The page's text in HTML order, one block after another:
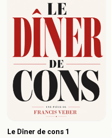
Le Dîner de cons 1